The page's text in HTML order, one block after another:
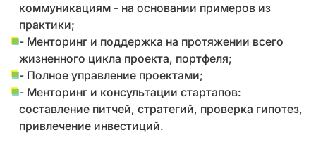
коммуникациям - на основании примеров из
практики;
- Менторинг и поддержка на протяжении всего
жизненного цикла проекта, портфеля;
- Полное управление проектами;
- Менторинг и консультации стартапов:
составление питчей, стратегий, проверка гипотез,
привлечение инвестиций.